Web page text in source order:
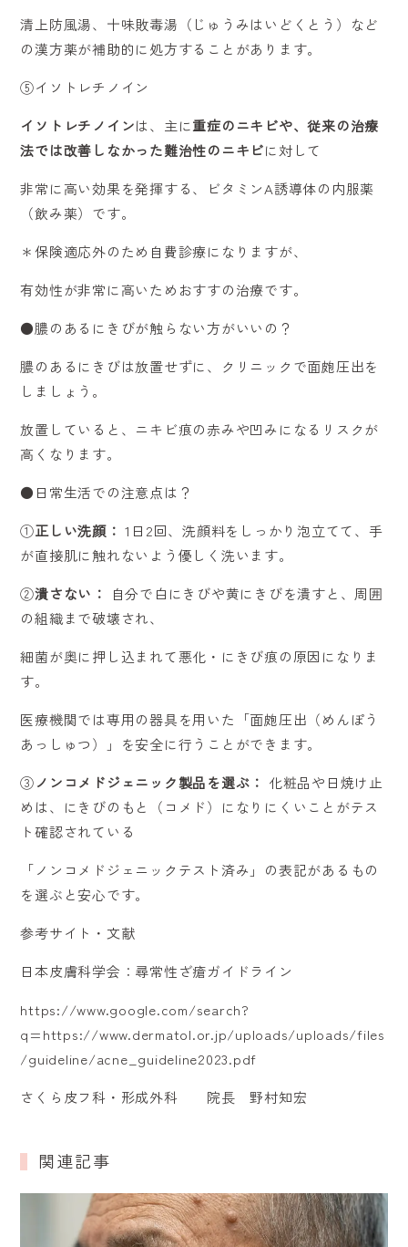
清上防風湯、十味敗毒湯（じゅうみはいどくとう）など
の漢方薬が補助的に処方することがあります。
⑤イソトレチノイン
イソトレチノインは、主に重症のニキビや、従来の治療
法では改善しなかった難治性のニキビに対して
非常に高い効果を発揮する、ビタミンA誘導体の内服薬
（飲み薬）です。
＊保険適応外のため自費診療になりますが、
有効性が非常に高いためおすすの治療です。
●膿のあるにきびが触らない方がいいの？
膿のあるにきびは放置せずに、クリニックで面皰圧出を
しましょう。
放置していると、ニキビ痕の赤みや凹みになるリスクが
高くなります。
●日常生活での注意点は？
①正しい洗顔： 1日2回、洗顔料をしっかり泡立てて、手
が直接肌に触れないよう優しく洗います。
②潰さない：
自分で白にきびや黄にきびを潰すと、周囲
の組織まで破壊され、
細菌が奥に押し込まれて悪化・にきび痕の原因になりま
す。
医療機関では専用の器具を用いた「面皰圧出（めんぽう
あっしゅつ）」を安全に行うことができます。
③ノンコメドジェニック製品を選ぶ： 化粧品や日焼け止
めは、にきびのもと（コメド）になりにくいことがテス
ト確認されている
「ノンコメドジェニックテスト済み」の表記があるもの
を選ぶと安心です。
参考サイト・文献
日本皮膚科学会：尋常性ざ瘡ガイドライン
https://www.google.com/search?
q=https://www.dermatol.or.jp/uploads/uploads/files
/guideline/acne_guideline2023.pdf
さくら皮フ科・形成外科 院長 野村知宏
関連記事